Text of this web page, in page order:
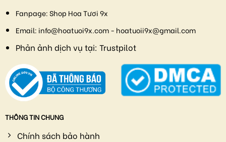
Fanpage:Shop Hoa Tươi 9x
Email: info@hoatuoi9x.com - hoatuoii9x@gmail.com
Phản ảnh dịch vụ tại: Trustpilot
THÔNG TIN CHUNG
Chính sách bảo hành